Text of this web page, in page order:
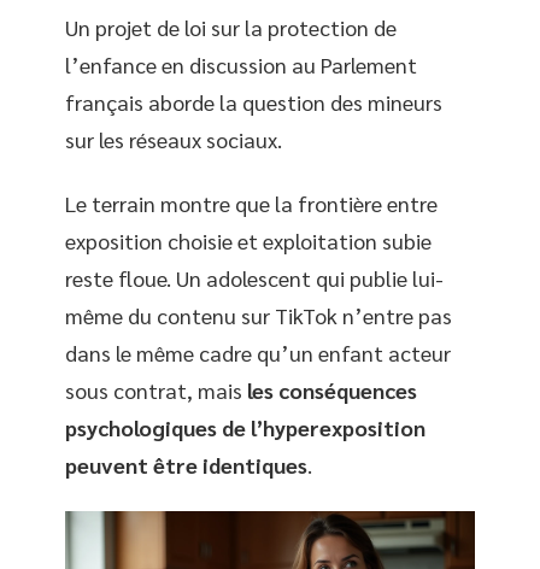
Un projet de loi sur la protection de
l’enfance en discussion au Parlement
français aborde la question des mineurs
sur les réseaux sociaux.
Le terrain montre que la frontière entre
exposition choisie et exploitation subie
reste floue. Un adolescent qui publie lui-
même du contenu sur TikTok n’entre pas
dans le même cadre qu’un enfant acteur
sous contrat, mais les conséquences
psychologiques de l’hyperexposition
peuvent être identiques.